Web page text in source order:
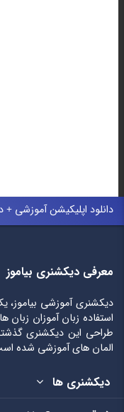
دانلود اپلیکیشن آموزشی +
معرفی دیکشنری بیاموز
دیکشنری آموزشی
استفاده زبان آموزان
طراحی این دیکشنری
المان های آموزشی شده
دیکشنری ها